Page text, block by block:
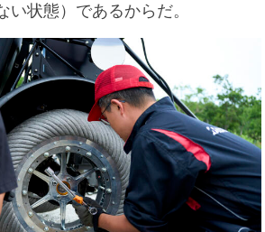
い状態）であるからだ。